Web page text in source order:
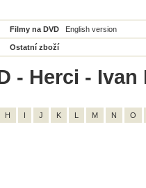
Filmy na DVD English version
Ostatní zboží
- Herci -
H I J K L M N O